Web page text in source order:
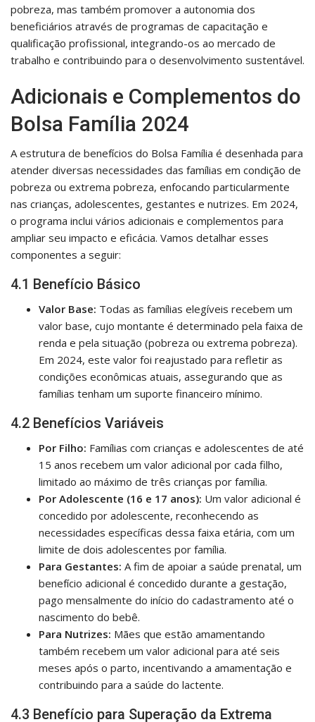
pobreza, mas também promover a autonomia dos
beneficiários através de programas de capacitação e
qualificação profissional, integrando-os ao mercado de
trabalho e contribuindo para o desenvolvimento sustentável.
Adicionais e Complementos do
Bolsa Família 2024
A estrutura de benefícios do Bolsa Família é desenhada para
atender diversas necessidades das famílias em condição de
pobreza ou extrema pobreza, enfocando particularmente
nas crianças, adolescentes, gestantes e nutrizes. Em 2024,
o programa inclui vários adicionais e complementos para
ampliar seu impacto e eficácia. Vamos detalhar esses
componentes a seguir:
4.1 Benefício Básico
Valor Base: Todas as famílias elegíveis recebem um
valor base, cujo montante é determinado pela faixa de
renda e pela situação (pobreza ou extrema pobreza).
Em 2024, este valor foi reajustado para refletir as
condições econômicas atuais, assegurando que as
famílias tenham um suporte financeiro mínimo.
4.2 Benefícios Variáveis
Por Filho: Famílias com crianças e adolescentes de até
15 anos recebem um valor adicional por cada filho,
limitado ao máximo de três crianças por família.
Por Adolescente (16 e 17 anos): Um valor adicional é
concedido por adolescente, reconhecendo as
necessidades específicas dessa faixa etária, com um
limite de dois adolescentes por família.
Para Gestantes: A fim de apoiar a saúde prenatal, um
benefício adicional é concedido durante a gestação,
pago mensalmente do início do cadastramento até o
nascimento do bebê.
Para Nutrizes: Mães que estão amamentando
também recebem um valor adicional para até seis
meses após o parto, incentivando a amamentação e
contribuindo para a saúde do lactente.
4.3 Benefício para Superação da Extrema